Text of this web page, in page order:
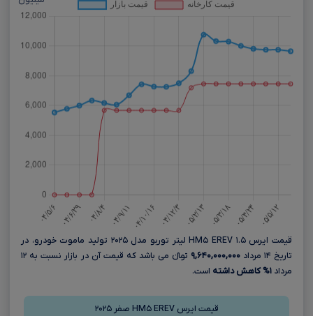
قیمت ایرس HM۵ EREV ۱.۵ لیتر توربو مدل ۲۰۲۵ تولید ماموت خودرو، در
تاریخ ۱۴ مرداد
۹,۶۴۰,۰۰۰,۰۰۰
تومانءءء می باشد که قیمت آن در بازار نسبت به ۱۲
مرداد ۱% کاهش داشته است.
قیمت ایرس HM۵ EREV صفر ۲۰۲۵